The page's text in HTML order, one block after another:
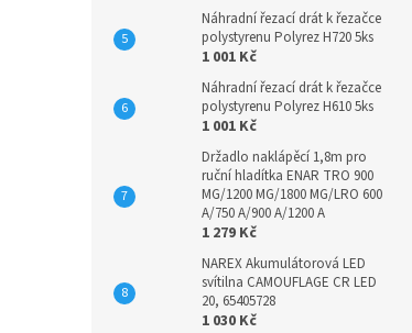
Náhradní řezací drát k řezačce
polystyrenu Polyrez H720 5ks
1 001 Kč
Náhradní řezací drát k řezačce
polystyrenu Polyrez H610 5ks
1 001 Kč
Držadlo naklápěcí 1,8m pro
ruční hladítka ENAR TRO 900
MG/1200 MG/1800 MG/LRO 600
A/750 A/900 A/1200 A
1 279 Kč
NAREX Akumulátorová LED
svítilna CAMOUFLAGE CR LED
20, 65405728
1 030 Kč